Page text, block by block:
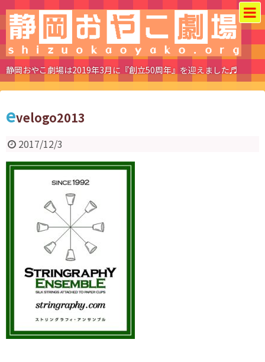
静岡おやこ劇場は2019年3月に『創立50周年』を迎えました♬
evelogo2013
2017/12/3